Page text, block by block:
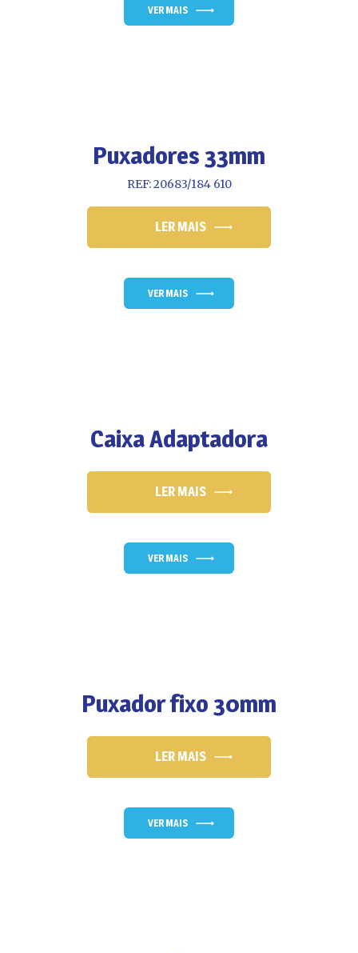
VER MAIS
Puxadores 33mm
REF: 20683/184 610
LER MAIS
VER MAIS
Caixa Adaptadora
LER MAIS
VER MAIS
Puxador fixo 30mm
LER MAIS
VER MAIS